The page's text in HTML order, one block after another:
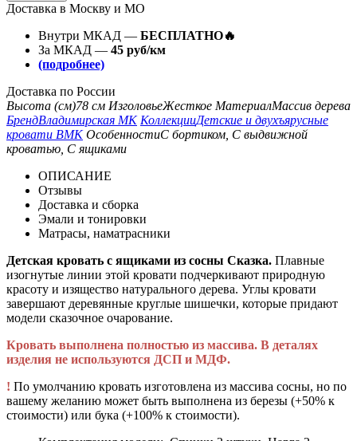
Доставка в Москву и МО
Внутри МКАД — БЕСПЛАТНО🔥
За МКАД — 45 руб/км
(подробнее)
Доставка по России
Высота (см)78 см ИзголовьеЖесткое МатериалМассив дерева
БрендВладимирская МК КоллекцииДетские и двухъярусные
кровати ВМК ОсобенностиС бортиком, С выдвижной
кроватью, С ящиками
ОПИСАНИЕ
Отзывы
Доставка и сборка
Эмали и тонировки
Матрасы, наматрасники
Детская кровать с ящиками из сосны Сказка. Плавные
изогнутые линии этой кровати подчеркивают природную
красоту и изящество натурального дерева. Углы кровати
завершают деревянные круглые шишечки, которые придают
модели сказочное очарование.
Кровать выполнена полностью из массива. В деталях
изделия не используются ДСП и МДФ.
! По умолчанию кровать изготовлена из массива сосны, но по
вашему желанию может быть выполнена из березы (+50% к
стоимости) или бука (+100% к стоимости).